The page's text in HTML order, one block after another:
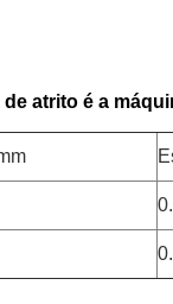
atrito é a